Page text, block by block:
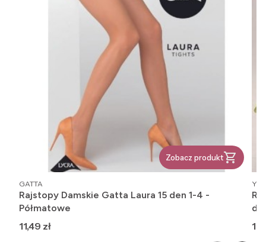
Zobacz produkt
PRODUCENT
GATTA
Rajstopy Damskie Gatta Laura 15 den 1-4 -
Półmatowe
Cena
11,49 zł
YO!